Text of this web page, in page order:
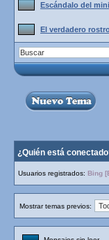
Escándalo del
El verdadero
¿Quién está
Usuarios registrados: Bing
Mostrar temas previos: